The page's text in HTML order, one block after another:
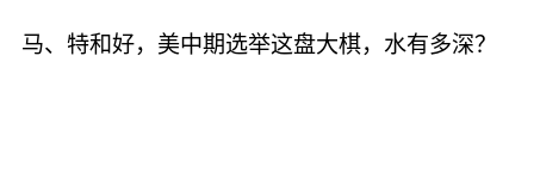
马、特和好，美中期选举这盘大棋，水有多深？